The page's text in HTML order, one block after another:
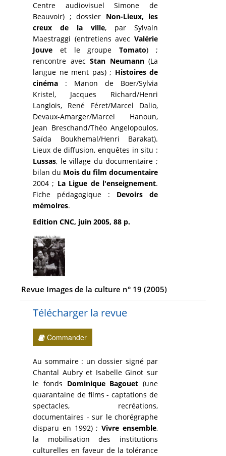
Centre audiovisuel Simone de
Beauvoir) ; dossier Non-Lieux, les
creux de la ville, par Sylvain
Maestraggi (entretiens avecValérie
Jouve et le groupeTomato) ;
rencontre avecStan Neumann(La
langue ne ment pas) ; Histoires de
cinéma : Manon de Boer/Sylvia
Kristel, Jacques Richard/Henri
Langlois, René Féret/Marcel Dalio,
Devaux-Amarger/Marcel Hanoun,
Jean Breschand/Théo Angelopoulos,
Saïda Boukhemal/Henri Barakat).
Lieux de diffusion, enquêtes in situ :
Lussas, le village du documentaire ;
bilan du Mois du film documentaire
2004 ; La Ligue de l'enseignement.
Fiche pédagogique : Devoirs de
mémoires.
Edition CNC, juin 2005, 88 p.
Revue Images de la culture n° 19 (2005)
Télécharger la revue
Commander
Au sommaire : un dossier signé par
Chantal Aubry et Isabelle Ginot sur
le fonds Dominique Bagouet(une
quarantaine de films - captations de
spectacles, recréations,
documentaires - sur le chorégraphe
disparu en 1992) ;Vivre ensemble,
la mobilisation des institutions
culturelles en faveur de la tolérance